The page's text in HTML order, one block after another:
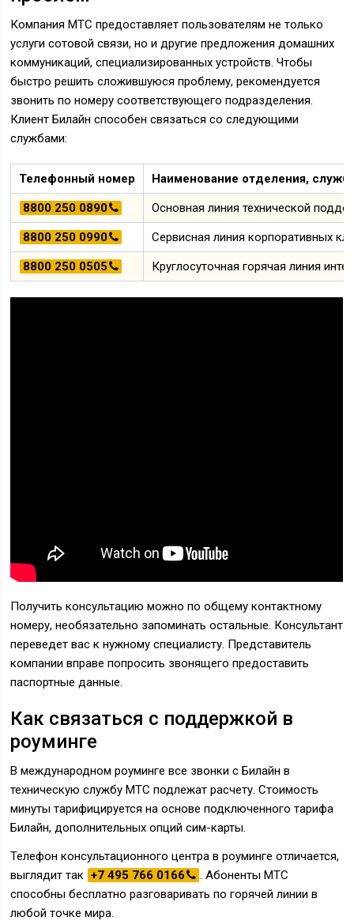
Компания МТС предоставляет пользователям не только
услуги сотовой связи, но и другие предложения домашних
коммуникаций, специализированных устройств. Чтобы
быстро решить сложившуюся проблему, рекомендуется
звонить по номеру соответствующего подразделения.
Клиент Билайн способен связаться со следующими
службами:
Телефонный номер Наименование отделения,
8800 250 0890 Основная линия технической
8800 250 0990 Сервисная линия корпоративных
8800 250 0505 Круглосуточная горячая линия
Получить консультацию можно по общему контактному
номеру, необязательно запоминать остальные. Консультант
переведет вас к нужному специалисту. Представитель
компании вправе попросить звонящего предоставить
паспортные данные.
Как связаться с поддержкой в
роуминге
В международном роуминге все звонки с Билайн в
техническую службу МТС подлежат расчету. Стоимость
минуты тарифицируется на основе подключенного тарифа
Билайн, дополнительных опций сим-карты.
Телефон консультационного центра в роуминге отличается,
выглядит так +7 495 766 0166
. Абоненты МТС
способны бесплатно разговаривать по горячей линии в
любой точке мира.